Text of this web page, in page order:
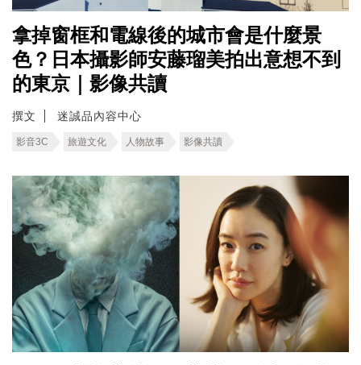
拿掉窗框和電線後的城市會是什麼景
色？日本攝影師安藤瑠美拍出意想不到
的東京｜影像共讀
撰文 迷誠品內容中心
影音3C 旅遊文化 人物故事 影像共讀